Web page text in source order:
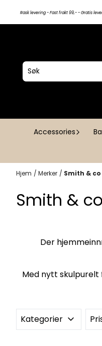
Hopp til innhold
Rask levering - Fast frakt 99,- - Gratis
Accessories
Hjem / Merker / Smith & co
Smith & co
Der
Med nytt
Kategorier